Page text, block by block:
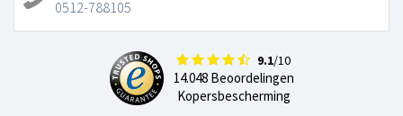
0512-788105
9.1/10
14.048 Beoordelingen
Kopersbescherming